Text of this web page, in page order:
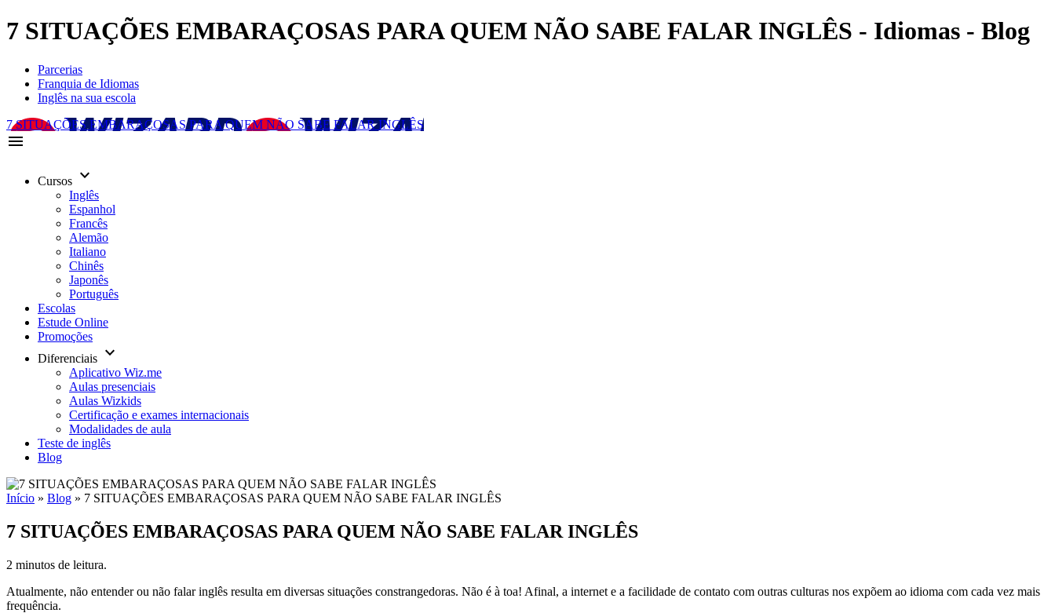
7 SITUAÇÕES EMBARAÇOSAS PARA QUEM NÃO SABE FALAR INGLÊS - Idiomas - Blog
Parcerias
Franquia de Idiomas
Inglês na sua escola
7 SITUAÇÕES EMBARAÇOSAS PARA QUEM NÃO SABE FALAR INGLÊS
menu
Cursos keyboard_arrow_down
Inglês
Espanhol
Francês
Alemão
Italiano
Chinês
Japonês
Português
Escolas
Estude Online
Promoções
Diferenciais keyboard_arrow_down
Aplicativo Wiz.me
Aulas presenciais
Aulas Wizkids
Certificação e exames internacionais
Modalidades de aula
Teste de inglês
Blog
Início » Blog » 7 SITUAÇÕES EMBARAÇOSAS PARA QUEM NÃO SABE FALAR INGLÊS
7 SITUAÇÕES EMBARAÇOSAS PARA QUEM NÃO SABE FALAR INGLÊS
2 minutos de leitura.
Atualmente, não entender ou não falar inglês resulta em diversas situações constrangedoras. Não é à toa! Afinal, a internet e a facilidade de contato com outras culturas nos expõem ao idioma com cada vez mais
frequência.